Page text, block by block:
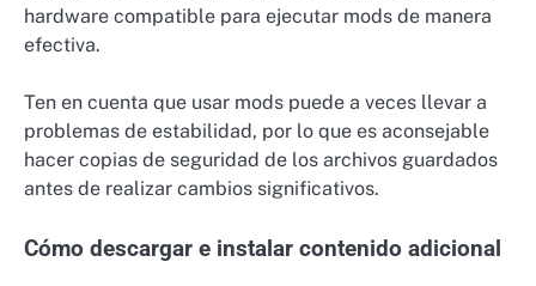
hardware compatible para ejecutar mods de manera
efectiva.
Ten en cuenta que usar mods puede a veces llevar a
problemas de estabilidad, por lo que es aconsejable
hacer copias de seguridad de los archivos guardados
antes de realizar cambios significativos.
Cómo descargar e instalar contenido adicional